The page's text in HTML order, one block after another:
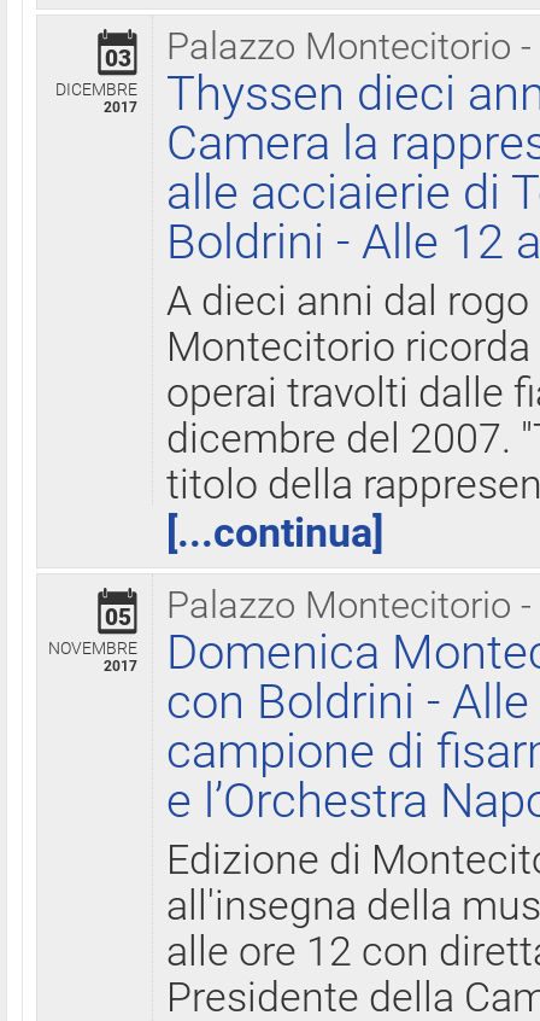
Palazzo Montecitorio
03
DICEMBRE
2017
Thyssen dieci
Camera la
alle acciaierie di
Boldrini - Alle 12
A dieci anni dal
Montecitorio
operai travolti dalle
dicembre del 2007.
titolo della
[...continua]
Palazzo Montecitorio
05
NOVEMBRE
2017
Domenica
con Boldrini -
campione di
e l’Orchestra
Edizione di
all'insegna della
alle ore 12 con
Presidente della